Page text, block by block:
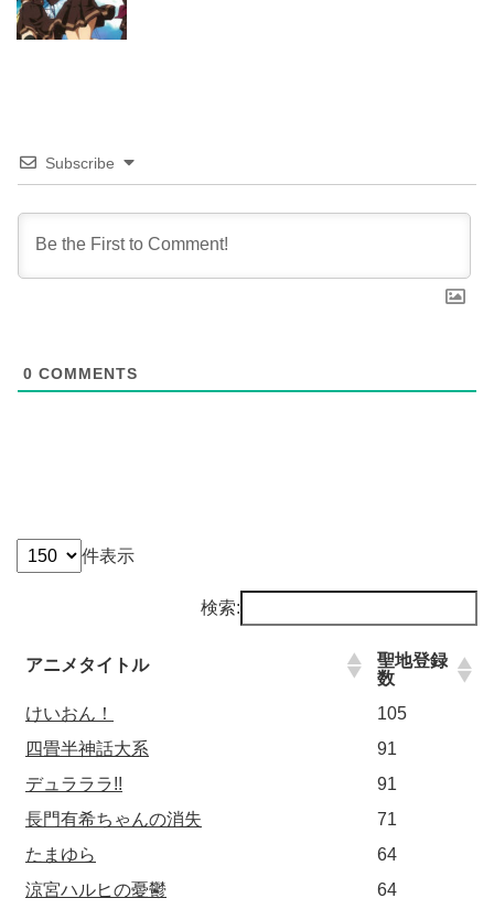
Subscribe
0 COMMENTS
件表示
検索:
アニメタイトル
聖地登録
数
けいおん！
105
四畳半神話大系
91
デュラララ!!
91
長門有希ちゃんの消失
71
たまゆら
64
涼宮ハルヒの憂鬱
64